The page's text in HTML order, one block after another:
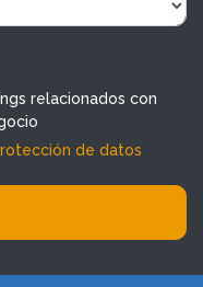
relacionados con
de datos